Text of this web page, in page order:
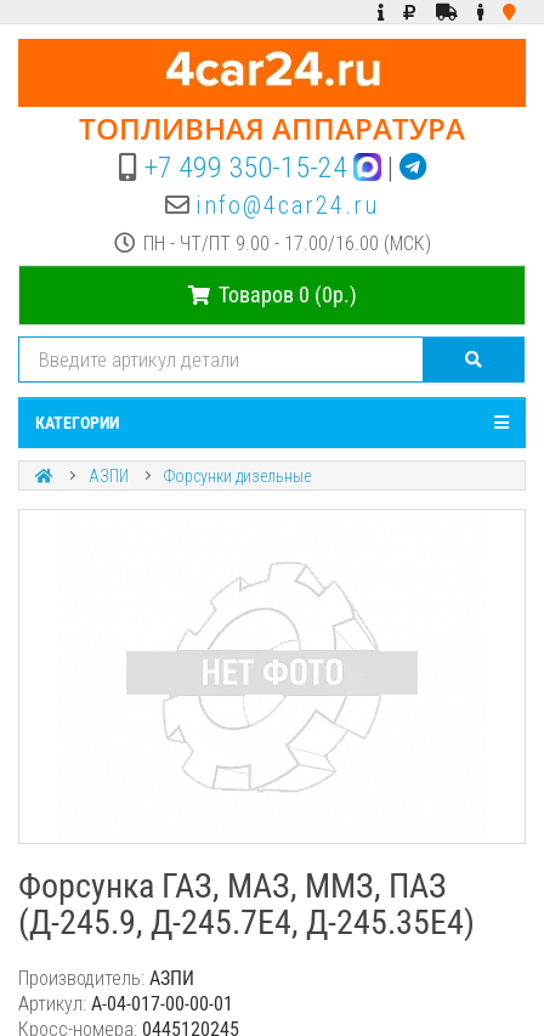
ТОПЛИВНАЯ АППАРАТУРА
+7 499 350-15-24 |
info@4car24.ru
ПН - ЧТ/ПТ 9.00 - 17.00/16.00 (МСК)
Товаров 0 (0р.)
КАТЕГОРИИ
АЗПИ Форсунки дизельные
Форсунка ГАЗ, МАЗ, ММЗ, ПАЗ
(Д-245.9, Д-245.7Е4, Д-245.35Е4)
Производитель: АЗПИ
Артикул: A-04-017-00-00-01
Кросс-номера: 0445120245